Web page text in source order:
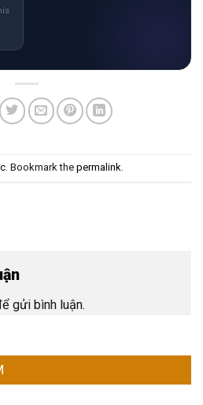
. Bookmark the permalink.
gửi bình luận.